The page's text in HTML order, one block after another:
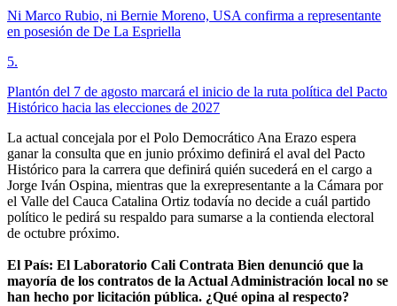
Ni Marco Rubio, ni Bernie Moreno, USA confirma a representante
en posesión de De La Espriella
5.
Plantón del 7 de agosto marcará el inicio de la ruta política del Pacto
Histórico hacia las elecciones de 2027
La actual concejala por el Polo Democrático Ana Erazo espera
ganar la consulta que en junio próximo definirá el aval del Pacto
Histórico para la carrera que definirá quién sucederá en el cargo a
Jorge Iván Ospina, mientras que la exrepresentante a la Cámara por
el Valle del Cauca Catalina Ortiz todavía no decide a cuál partido
político le pedirá su respaldo para sumarse a la contienda electoral
de octubre próximo.
El País: El Laboratorio Cali Contrata Bien denunció que la
mayoría de los contratos de la Actual Administración local no se
han hecho por licitación pública. ¿Qué opina al respecto?